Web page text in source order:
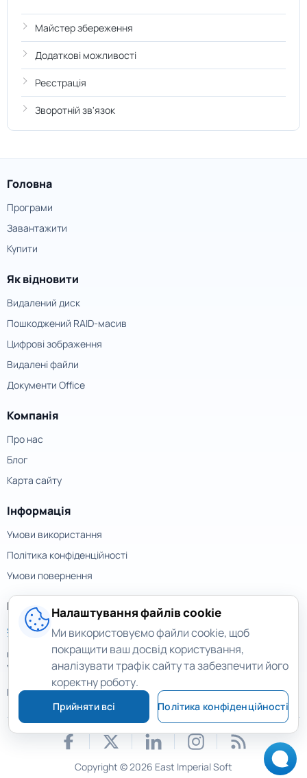
Майстер збереження
Додаткові можливості
Реєстрація
Зворотній зв'язок
Головна
Програми
Завантажити
Купити
Як відновити
Видалений диск
Пошкоджений RAID-масив
Цифрові зображення
Видалені файли
Документи Office
Компанія
Про нас
Блог
Карта сайту
Інформація
Умови використання
Політика конфіденційності
Умови повернення
Контакти
support@magicuneraser.com
вул. Велика Васильківська, 77а
Україна, Київ
Ще контакти >
Copyright © 2026 East Imperial Soft
Налаштування файлів cookie
Ми використовуємо файли cookie, щоб
покращити ваш досвід користування,
аналізувати трафік сайту та забезпечити його
коректну роботу.
Прийняти всі Політика конфіденційності